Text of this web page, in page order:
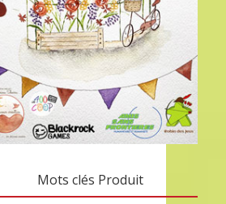
Mots clés Produit